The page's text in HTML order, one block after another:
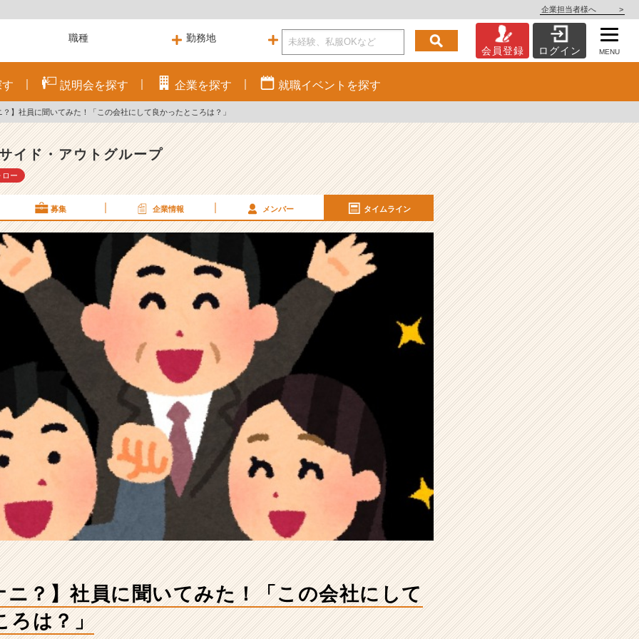
企業担当者様へ >
会員登録 ログイン MENU
説明会を探す 企業を探す 就職イベント を探す
】社員に聞いてみた！「この会社にして良かったところは？」
イド・アウトグループ
ロー
募集 企業情報 メンバー タイムライン
？】社員に聞いてみた！「この会社にして
は？」